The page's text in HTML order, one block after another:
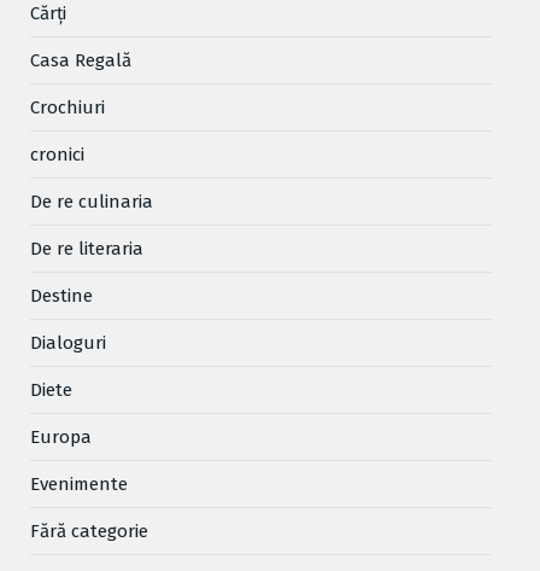
Cărţi
Casa Regală
Crochiuri
cronici
De re culinaria
De re literaria
Destine
Dialoguri
Diete
Europa
Evenimente
Fără categorie